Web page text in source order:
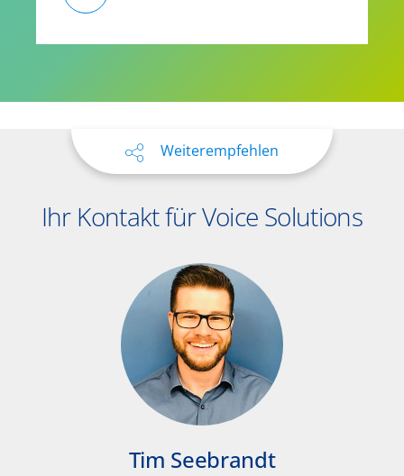
Weiterempfehlen
Ihr Kontakt für Voice Solutions
Tim Seebrandt